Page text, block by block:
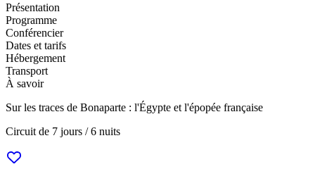
Présentation
Programme
Conférencier
Dates et tarifs
Hébergement
Transport
À savoir
Sur les traces de Bonaparte : l'Égypte et l'épopée française
Circuit de 7 jours / 6 nuits